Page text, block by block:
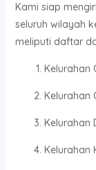
Kami siap
seluruh wilayah
meliputi daftar
Kelurahan
Kelurahan
Kelurahan
Kelurahan